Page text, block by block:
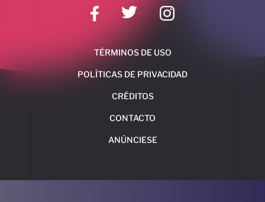
TÉRMINOS DE USO
POLÍTICAS DE PRIVACIDAD
CRÉDITOS
CONTACTO
ANÚNCIESE